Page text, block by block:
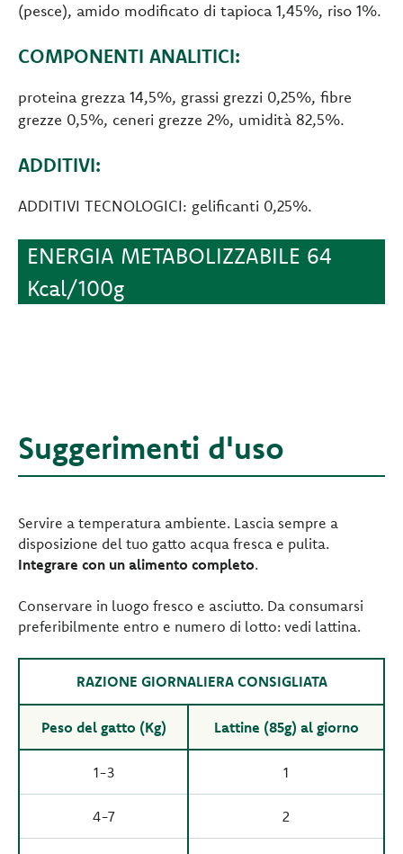
(pesce), amido modificato di tapioca 1,45%, riso 1%.
COMPONENTI ANALITICI:
proteina grezza 14,5%, grassi grezzi 0,25%, fibre
grezze 0,5%, ceneri grezze 2%, umidità 82,5%.
ADDITIVI:
ADDITIVI TECNOLOGICI: gelificanti 0,25%.
ENERGIA METABOLIZZABILE 64
Kcal/100g
Suggerimenti d'uso
Servire a temperatura ambiente. Lascia sempre a
disposizione del tuo gatto acqua fresca e pulita.
Integrare con un alimento completo.
Conservare in luogo fresco e asciutto. Da consumarsi
preferibilmente entro e numero di lotto: vedi lattina.
RAZIONE GIORNALIERA CONSIGLIATA
Peso del gatto (Kg) Lattine (85g) al giorno
1-3 1
4-7 2